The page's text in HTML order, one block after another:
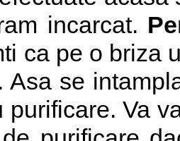
incarcat.
ca pe o briza
Asa se
purificare. Va